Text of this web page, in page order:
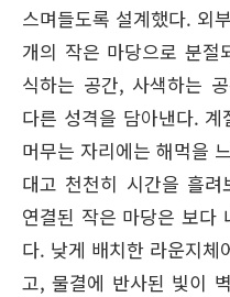
스며들도록 설계했다. 외
개의 작은 마당으로 분
식하는 공간, 사색하는
다른 성격을 담아낸다.
머무는 자리에는 해먹을
대고 천천히 시간을 흘
연결된 작은 마당은 보다
다. 낮게 배치한 라운지체
고, 물결에 반사된 빛이